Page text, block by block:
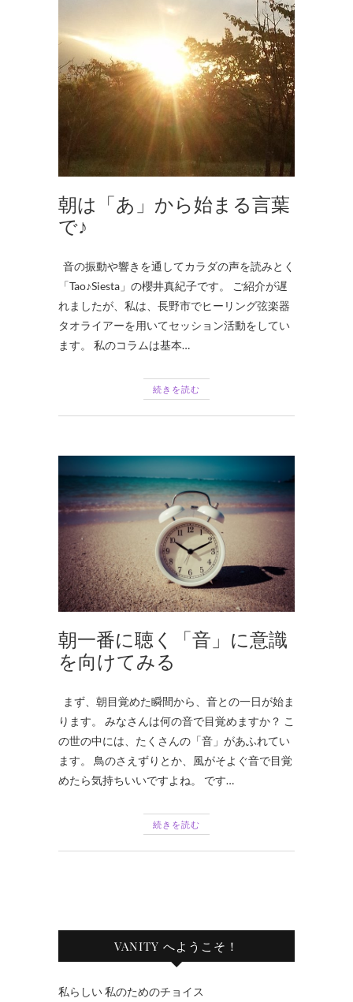
朝は「あ」から始まる言葉
で♪
音の振動や響きを通してカラダの声を読みとく
「Tao♪Siesta」の櫻井真紀子です。 ご紹介が遅
れましたが、私は、長野市でヒーリング弦楽器
タオライアーを用いてセッション活動をしてい
ます。 私のコラムは基本…
続きを読む
朝一番に聴く「音」に意識
を向けてみる
まず、朝目覚めた瞬間から、音との一日が始ま
ります。 みなさんは何の音で目覚めますか？ こ
の世の中には、たくさんの「音」があふれてい
ます。 鳥のさえずりとか、風がそよぐ音で目覚
めたら気持ちいいですよね。 です…
続きを読む
VANITY へようこそ！
私らしい 私のためのチョイス